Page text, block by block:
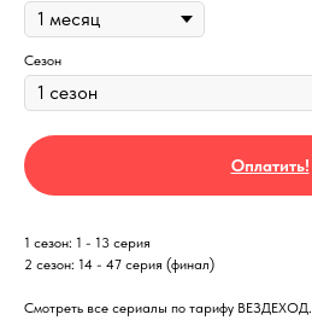
Сезон
Оплатить!
1 сезон: 1 - 13 серия
2 сезон: 14 - 47 серия (финал)
Смотреть все сериалы по тарифу ВЕЗДЕХОД.